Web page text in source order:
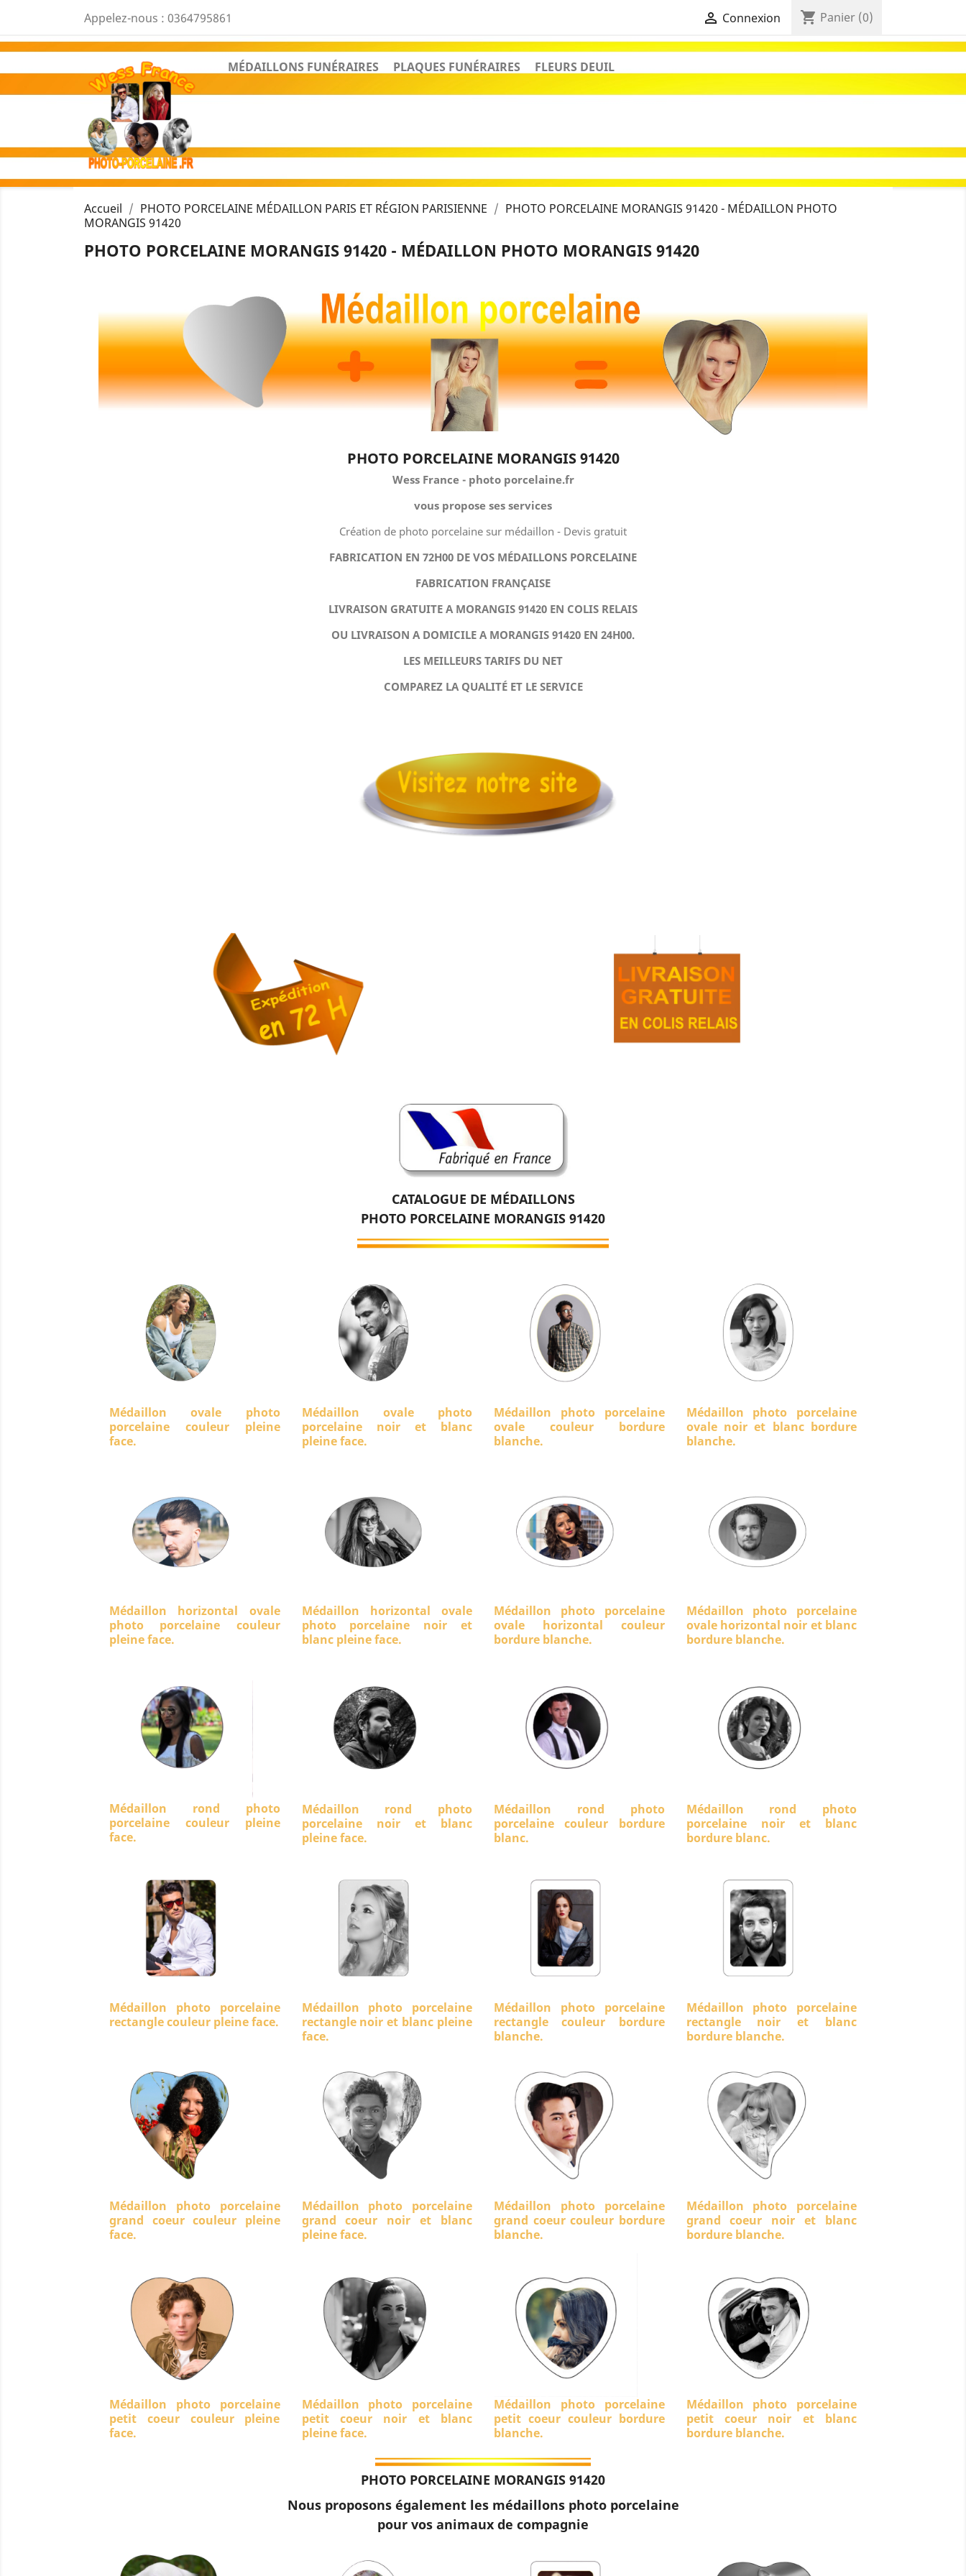
Appelez-nous : 0364795861  Connexion shopping_cart Panier (0)
MÉDAILLONS FUNÉRAIRES PLAQUES FUNÉRAIRES FLEURS DEUIL
Accueil PHOTO PORCELAINE MÉDAILLON PARIS ET RÉGION PARISIENNE
PHOTO PORCELAINE MORANGIS 91420 - MÉDAILLON PHOTO
MORANGIS 91420
PHOTO PORCELAINE MORANGIS 91420 - MÉDAILLON PHOTO MORANGIS 91420
PHOTO PORCELAINE MORANGIS 91420
Wess France - photo porcelaine.fr
vous propose ses services
Création de photo porcelaine sur médaillon - Devis gratuit
FABRICATION EN 72H00 DE VOS MÉDAILLONS PORCELAINE
FABRICATION FRANÇAISE
LIVRAISON GRATUITE A MORANGIS 91420 EN COLIS RELAIS
OU LIVRAISON A DOMICILE A MORANGIS 91420 EN 24H00.
LES MEILLEURS TARIFS DU NET
COMPAREZ LA QUALITÉ ET LE SERVICE
CATALOGUE DE MÉDAILLONS
PHOTO PORCELAINE MORANGIS 91420
Médaillon ovale photo
porcelaine couleur pleine
face.
Médaillon ovale photo
porcelaine noir et blanc
pleine face.
Médaillon photo porcelaine
ovale couleur bordure
blanche.
Médaillon photo porcelaine
ovale noir et blanc bordure
blanche.
Médaillon horizontal ovale
photo porcelaine couleur
pleine face.
Médaillon horizontal ovale
photo porcelaine noir et
blanc pleine face.
Médaillon photo porcelaine
ovale horizontal couleur
bordure blanche.
Médaillon photo porcelaine
ovale horizontal noir et blanc
bordure blanche.
Médaillon rond photo
porcelaine couleur pleine
face.
Médaillon rond photo
porcelaine noir et blanc
pleine face.
Médaillon rond photo
porcelaine couleur bordure
blanc.
Médaillon rond photo
porcelaine noir et blanc
bordure blanc.
Médaillon photo porcelaine
rectangle couleur pleine face.
Médaillon photo porcelaine
rectangle noir et blanc pleine
face.
Médaillon photo porcelaine
rectangle couleur bordure
blanche.
Médaillon photo porcelaine
rectangle noir et blanc
bordure blanche.
Médaillon photo porcelaine
grand coeur couleur pleine
face.
Médaillon photo porcelaine
grand coeur noir et blanc
pleine face.
Médaillon photo porcelaine
grand coeur couleur bordure
blanche.
Médaillon photo porcelaine
grand coeur noir et blanc
bordure blanche.
Médaillon photo porcelaine
petit coeur couleur pleine
face.
Médaillon photo porcelaine
petit coeur noir et blanc
pleine face.
Médaillon photo porcelaine
petit coeur couleur bordure
blanche.
Médaillon photo porcelaine
petit coeur noir et blanc
bordure blanche.
PHOTO PORCELAINE MORANGIS 91420
Nous proposons également les médaillons photo porcelaine
pour vos animaux de compagnie